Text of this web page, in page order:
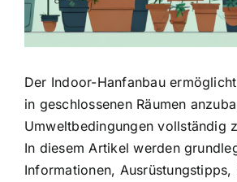
Der Indoor-Hanfanbau
in geschlossenen Räumen
Umweltbedingungen vollständig
In diesem Artikel werden
Informationen, Ausrüstungstipps,